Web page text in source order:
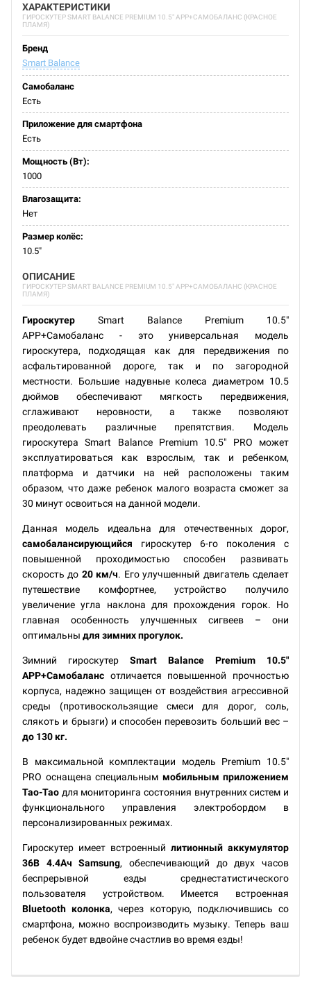
ХАРАКТЕРИСТИКИ
ГИРОСКУТЕР SMART BALANCE PREMIUM 10.5" APP+САМОБАЛАНС (КРАСНОЕ
ПЛАМЯ)
Бренд
Smart Balance
Самобаланс
Есть
Приложение для смартфона
Есть
Мощность (Вт):
1000
Влагозащита:
Нет
Размер колёс:
10.5"
ОПИСАНИЕ
ГИРОСКУТЕР SMART BALANCE PREMIUM 10.5" APP+САМОБАЛАНС (КРАСНОЕ
ПЛАМЯ)
Гироскутер Smart Balance Premium 10.5"
APP+Самобаланс - это универсальная модель
гироскутера, подходящая как для передвижения по
асфальтированной дороге, так и по загородной
местности. Большие надувные колеса диаметром 10.5
дюймов обеспечивают мягкость передвижения,
сглаживают неровности, а также позволяют
преодолевать различные препятствия. Модель
гироскутера Smart Balance Premium 10.5" PRO может
эксплуатироваться как взрослым, так и ребенком,
платформа и датчики на ней расположены таким
образом, что даже ребенок малого возраста сможет за
30 минут освоиться на данной модели.
Данная модель идеальна для отечественных дорог,
самобалансирующийся гироскутер 6-го поколения с
повышенной проходимостью способен развивать
скорость до 20 км/ч. Его улучшенный двигатель сделает
путешествие комфортнее, устройство получило
увеличение угла наклона для прохождения горок. Но
главная особенность улучшенных сигвеев – они
оптимальны для зимних прогулок.
Зимний гироскутер Smart Balance Premium 10.5"
APP+Самобаланс отличается повышенной прочностью
корпуса, надежно защищен от воздействия агрессивной
среды (противоскользящие смеси для дорог, соль,
слякоть и брызги) и способен перевозить больший вес –
до 130 кг.
В максимальной комплектации модель Premium 10.5"
PRO оснащена специальным мобильным приложением
Tao-Tao для мониторинга состояния внутренних систем и
функционального управления электробордом в
персонализированных режимах.
Гироскутер имеет встроенный литионный аккумулятор
36В 4.4Ач Samsung, обеспечивающий до двух часов
беспрерывной езды среднестатистического
пользователя устройством. Имеется встроенная
Bluetooth колонка, через которую, подключившись со
смартфона, можно воспроизводить музыку. Теперь ваш
ребенок будет вдвойне счастлив во время езды!